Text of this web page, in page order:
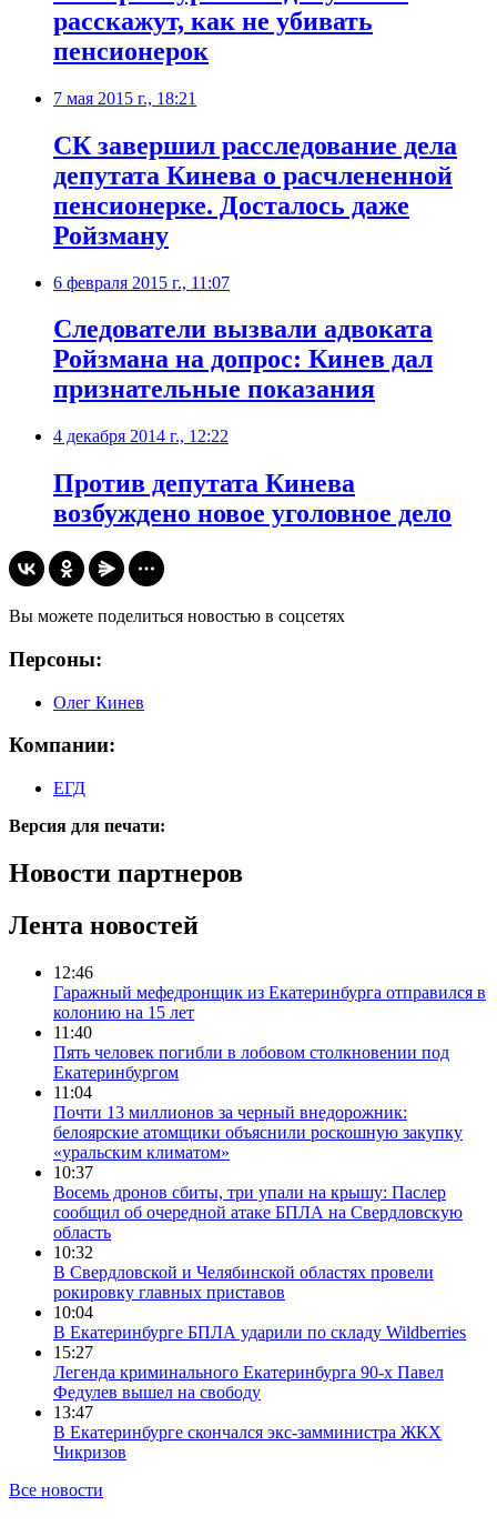
расскажут, как не убивать
пенсионерок
7 мая 2015 г., 18:21
СК завершил расследование дела
депутата Кинева о расчлененной
пенсионерке. Досталось даже
Ройзману
6 февраля 2015 г., 11:07
Следователи вызвали адвоката
Ройзмана на допрос: Кинев дал
признательные показания
4 декабря 2014 г., 12:22
Против депутата Кинева
возбуждено новое уголовное дело
Вы можете поделиться новостью в соцсетях
Персоны:
Олег Кинев
Компании:
ЕГД
Версия для печати:
Новости партнеров
Лента новостей
12:46
Гаражный мефедронщик из Екатеринбурга отправился в
колонию на 15 лет
11:40
Пять человек погибли в лобовом столкновении под
Екатеринбургом
11:04
Почти 13 миллионов за черный внедорожник:
белоярские атомщики объяснили роскошную закупку
«уральским климатом»
10:37
Восемь дронов сбиты, три упали на крышу: Паслер
сообщил об очередной атаке БПЛА на Свердловскую
область
10:32
В Свердловской и Челябинской областях провели
рокировку главных приставов
10:04
В Екатеринбурге БПЛА ударили по складу Wildberries
15:27
Легенда криминального Екатеринбурга 90-х Павел
Федулев вышел на свободу
13:47
В Екатеринбурге скончался экс-замминистра ЖКХ
Чикризов
Все новости